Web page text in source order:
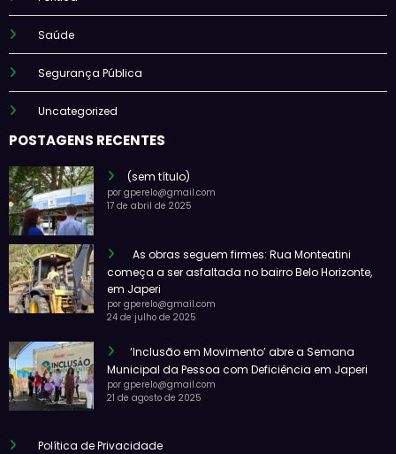
Saúde
Segurança Pública
Uncategorized
POSTAGENS RECENTES
(sem título)
por gperelo@gmail.com
17 de abril de 2025
As obras seguem firmes: Rua Monteatini
começa a ser asfaltada no bairro Belo Horizonte,
em Japeri
por gperelo@gmail.com
24 de julho de 2025
‘Inclusão em Movimento’ abre a Semana
Municipal da Pessoa com Deficiência em Japeri
por gperelo@gmail.com
21 de agosto de 2025
Política de Privacidade